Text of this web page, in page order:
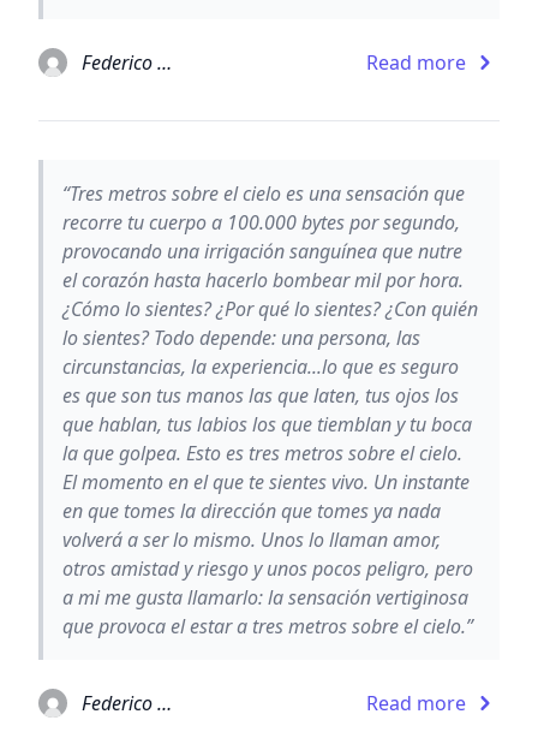
Federico Moccia Read more
“Tres metros sobre el cielo es una sensación que
recorre tu cuerpo a 100.000 bytes por segundo,
provocando una irrigación sanguínea que nutre
el corazón hasta hacerlo bombear mil por hora.
¿Cómo lo sientes? ¿Por qué lo sientes? ¿Con quién
lo sientes? Todo depende: una persona, las
circunstancias, la experiencia...lo que es seguro
es que son tus manos las que laten, tus ojos los
que hablan, tus labios los que tiemblan y tu boca
la que golpea. Esto es tres metros sobre el cielo.
El momento en el que te sientes vivo. Un instante
en que tomes la dirección que tomes ya nada
volverá a ser lo mismo. Unos lo llaman amor,
otros amistad y riesgo y unos pocos peligro, pero
a mi me gusta llamarlo: la sensación vertiginosa
que provoca el estar a tres metros sobre el cielo.”
Federico Moccia Read more